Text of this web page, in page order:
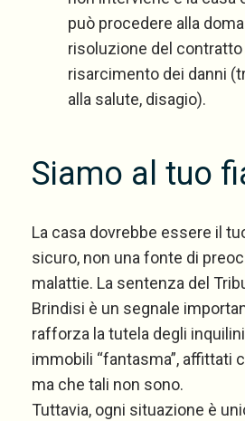
può procedere alla
risoluzione del contratto
risarcimento dei danni
alla salute, disagio).
Siamo al tuo
La casa dovrebbe essere il
sicuro, non una fonte di
malattie. La sentenza del
Brindisi è un segnale
rafforza la tutela degli
immobili “fantasma”, affittati
ma che tali non sono.
Tuttavia, ogni situazione è